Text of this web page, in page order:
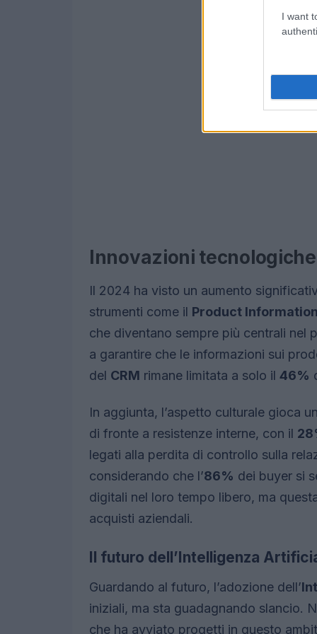
I want
Innovazioni
Il 2024 ha visto un aumento
strumenti come il Product
che diventano sempre più centrali nel
a garantire che le informazioni sui
del CRM rimane limitata a solo il 46%
In aggiunta, l’aspetto culturale gioca
di fronte a resistenze interne, con il
legati alla perdita di controllo sulla
considerando che l’86% dei buyer si
digitali nel loro tempo libero, ma
acquisti aziendali.
Il futuro dell’Intelligenza
Guardando al futuro, l’adozione dell’
iniziali, ma sta guadagnando slancio.
che ha avviato progetti in questo